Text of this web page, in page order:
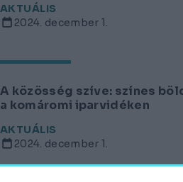
AKTUÁLIS
2024. december 1.
A közösség szíve: színes
a komáromi iparvidéken
AKTUÁLIS
2024. december 1.